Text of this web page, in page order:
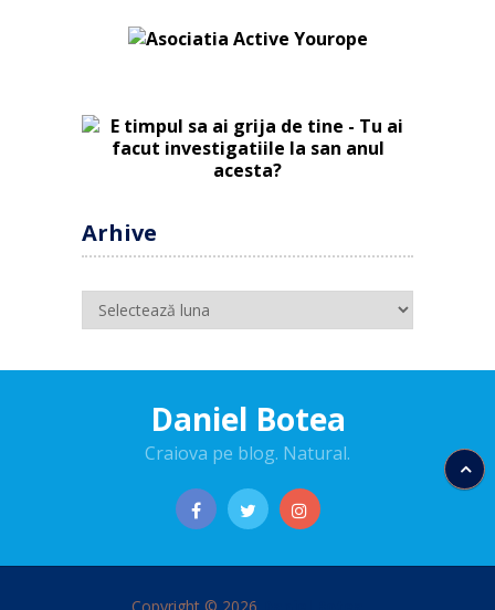
Arhive
Arhive
Daniel Botea
Craiova pe blog. Natural.